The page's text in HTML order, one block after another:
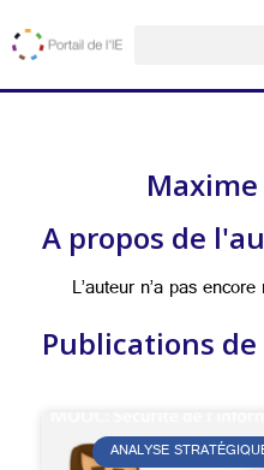
A propos de
L’auteur n’a pas
Publications
ANALYSE